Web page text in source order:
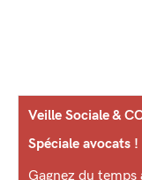
Veille Sociale &
Spéciale avocats !
Gagnez du